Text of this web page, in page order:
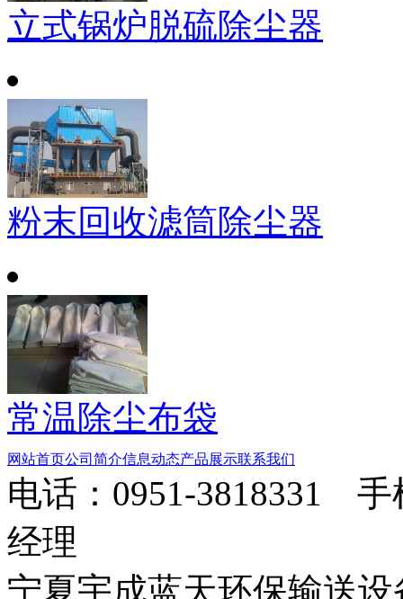
立式锅炉脱硫除尘器
粉末回收滤筒除尘器
常温除尘布袋
网站首页公司简介信息动态产品展示联系我们
电话：0951-3818331 手
经理
宁夏宇成蓝天环保输送